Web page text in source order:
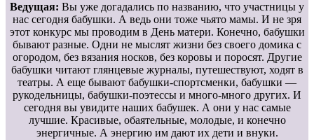
Ведущая: Вы уже догадались по названию, что участницы у
нас сегодня бабушки. А ведь они тоже чьято мамы. И не зря
этот конкурс мы проводим в День матери. Конечно, бабушки
бывают разные. Одни не мыслят жизни без своего домика с
огородом, без вязания носков, без коровы и поросят. Другие
бабушки читают глянцевые журналы, путешествуют, ходят в
театры. А еще бывают бабушки-спортсменки, бабушки —
рукодельницы, бабушки-поэтессы и много-много других. И
сегодня вы увидите наших бабушек. А они у нас самые
лучшие. Красивые, обаятельные, молодые, и конечно
энергичные. А энергию им дают их дети и внуки.